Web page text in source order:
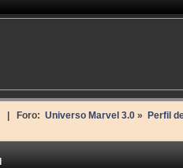
| Foro: Universo Marvel 3.0» Perfil